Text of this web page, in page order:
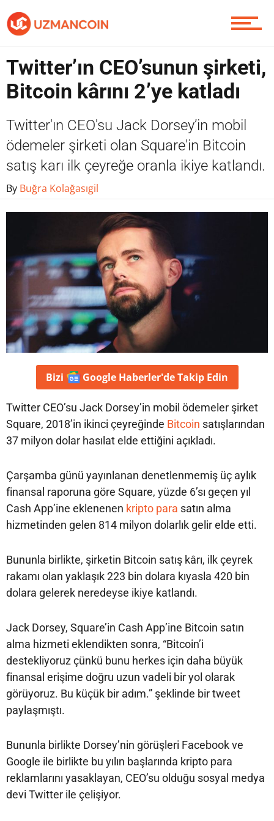
Yazarlardan
Piyasa
Soru Sor
Contact / İletişim
Twitter’ın CEO’sunun şirketi,
Bitcoin kârını 2’ye katladı
Twitter'ın CEO'su Jack Dorsey’in mobil
ödemeler şirketi olan Square'in Bitcoin
satış karı ilk çeyreğe oranla ikiye katlandı.
By Buğra Kolağasıgil
Bizi Google Haberler'deTakip Edin
Twitter CEO’su Jack Dorsey’in mobil ödemeler şirket
Square, 2018’in ikinci çeyreğinde Bitcoin satışlarından
37 milyon dolar hasılat elde ettiğini açıkladı.
Çarşamba günü yayınlanan denetlenmemiş üç aylık
finansal raporuna göre Square, yüzde 6’sı geçen yıl
Cash App’ine eklenenen kripto para satın alma
hizmetinden gelen 814 milyon dolarlık gelir elde etti.
Bununla birlikte, şirketin Bitcoin satış kârı, ilk çeyrek
rakamı olan yaklaşık 223 bin dolara kıyasla 420 bin
dolara gelerek neredeyse ikiye katlandı.
Jack Dorsey, Square’in Cash App’ine Bitcoin satın
alma hizmeti eklendikten sonra, “Bitcoin’i
destekliyoruz çünkü bunu herkes için daha büyük
finansal erişime doğru uzun vadeli bir yol olarak
görüyoruz. Bu küçük bir adım.” şeklinde bir tweet
paylaşmıştı.
Bununla birlikte Dorsey’nin görüşleri Facebook ve
Google ile birlikte bu yılın başlarında kripto para
reklamlarını yasaklayan, CEO’su olduğu sosyal medya
devi Twitter ile çelişiyor.